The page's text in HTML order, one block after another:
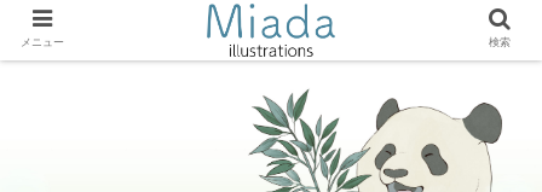
メニュー 検索